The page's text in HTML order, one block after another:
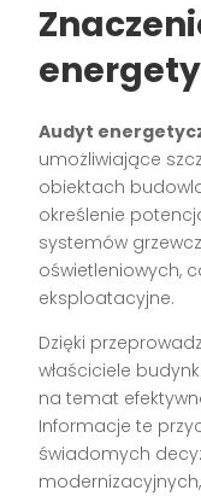
Audyt
umożliwiające
obiektach
określenie
systemów
oświetleniowych,
eksploatacyjne.
Dzięki
właściciele
na temat
Informacje te
świadomych